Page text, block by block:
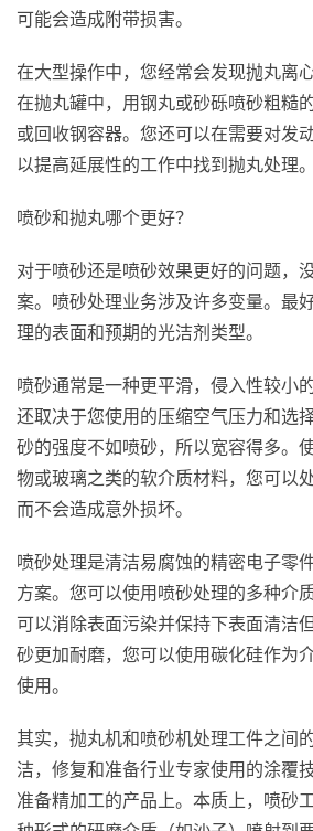
可能会造成附带损害。
在大型操作中，您经常会发现抛丸离
在抛丸罐中，用钢丸或砂砾喷砂粗糙
或回收钢容器。您还可以在需要对发
以提高延展性的工作中找到抛丸处理。
喷砂和抛丸哪个更好？
对于喷砂还是喷砂效果更好的问题，
案。喷砂处理业务涉及许多变量。最
理的表面和预期的光洁剂类型。
喷砂通常是一种更平滑，侵入性较小
还取决于您使用的压缩空气压力和选
砂的强度不如喷砂，所以宽容得多。
物或玻璃之类的软介质材料，您可以
而不会造成意外损坏。
喷砂处理是清洁易腐蚀的精密电子零
方案。您可以使用喷砂处理的多种介
可以消除表面污染并保持下表面清洁
砂更加耐磨，您可以使用碳化硅作为
使用。
其实，抛丸机和喷砂机处理工件之间
洁，修复和准备行业专家使用的涂覆
准备精加工的产品上。本质上，喷砂